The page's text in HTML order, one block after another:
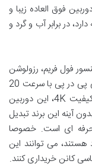
فوق العاده زیبا و
در برابر آب و گرد و
فول فریم، رزولوشن
20 مگا پیکسلی، لرزش گیر داخلی، امکان عکاسی پی در پی با سرعت 20
فریم در ثانیه و قابلیت فیلم برداری حرفه ای با کیفیت 4K، این دوربین
آینه این برند تبدیل
حرفه ای است. خصوصا
می توانند این
کانن خریداری کنند.